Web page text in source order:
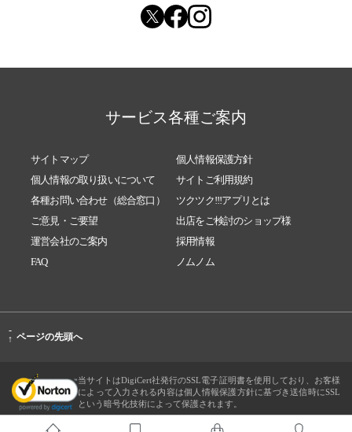
サービス各種ご案内
サイトマップ
個人情報保護方針
個人情報の取り扱いについて
サイトご利用規約
各種お問い合わせ（総合窓口）
ツクツク!!!アプリとは
ご意見・ご要望
出店をご検討のショップ様
運営会社のご案内
採用情報
FAQ
ノムノム
-
↑ ページの先頭へ
当サイトはDigiCert社発行のSSL電子証明書を使用しており、お客様
によって入力される内容は個人情報保護方針に基づき送信時にSSL
という暗号化技術によって保護されます。